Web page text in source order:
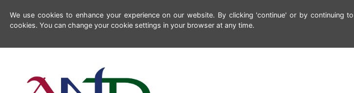
We use cookies to enhance your experience on our website. By clicking 'continue' or by continuing
cookies. You can change your cookie settings in your browser at any time.